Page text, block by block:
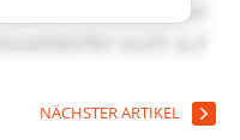
NÄCHSTER ARTIKEL